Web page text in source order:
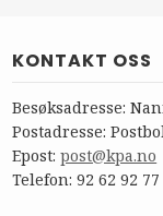
KONTAKT OSS
Besøksadresse:
Postadresse:
Epost:post@kpa.no
Telefon: 92 62 92